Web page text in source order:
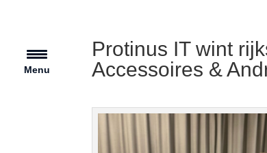
Protinus IT wint
Accessoires &
Menu